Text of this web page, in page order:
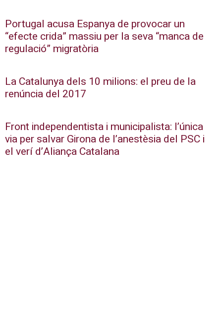
Portugal acusa Espanya de provocar un
“efecte crida” massiu per la seva “manca de
regulació” migratòria
La Catalunya dels 10 milions: el preu de la
renúncia del 2017
Front independentista i municipalista: l’única
via per salvar Girona de l’anestèsia del PSC i
el verí d’Aliança Catalana